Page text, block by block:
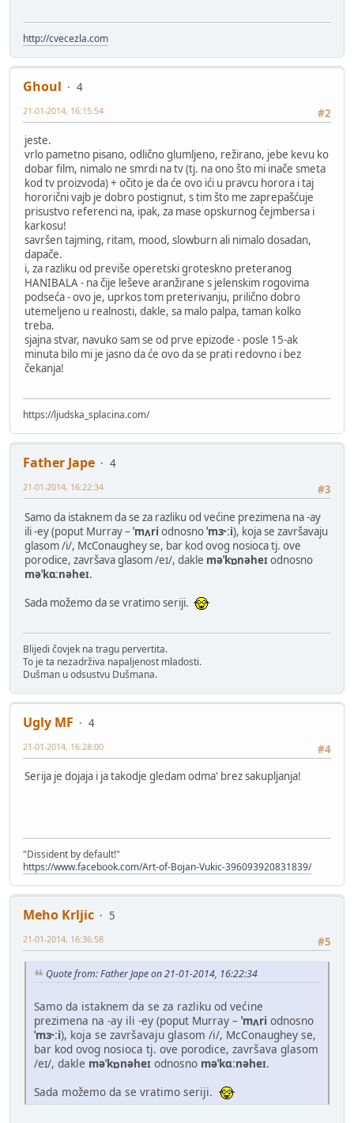
http://cvecezla.com
Ghoul
4
#2
21-01-2014, 16:15:54
jeste.
vrlo pametno pisano, odlično glumljeno, režirano, jebe kevu ko
dobar film, nimalo ne smrdi na tv (tj. na ono što mi inače smeta
kod tv proizvoda) + očito je da će ovo ići u pravcu horora i taj
hororični vajb je dobro postignut, s tim što me zaprepašćuje
prisustvo referenci na, ipak, za mase opskurnog čejmbersa i
karkosu!
savršen tajming, ritam, mood, slowburn ali nimalo dosadan,
dapače.
i, za razliku od previše operetski groteskno preteranog
HANIBALA - na čije leševe aranžirane s jelenskim rogovima
podseća - ovo je, uprkos tom preterivanju, prilično dobro
utemeljeno u realnosti, dakle, sa malo palpa, taman kolko
treba.
sjajna stvar, navuko sam se od prve epizode - posle 15-ak
minuta bilo mi je jasno da će ovo da se prati redovno i bez
čekanja!
https://ljudska_splacina.com/
Father Jape
4
#3
21-01-2014, 16:22:34
Samo da istaknem da se za razliku od većine prezimena na -ay
ili -ey (poput Murray – ˈmʌri odnosnoˈmɝːi), koja se završavaju
glasom /i/, McConaughey se, bar kod ovog nosioca tj. ove
porodice, završava glasom /eɪ/, dakle məˈkɒnəheɪ odnosno
məˈkɑːnəheɪ.
Sada možemo da se vratimo seriji.
Blijedi čovjek na tragu pervertita.
To je ta nezadrživa napaljenost mladosti.
Dušman u odsustvu Dušmana.
Ugly MF
4
#4
21-01-2014, 16:28:00
Serija je dojaja i ja takodje gledam odma' brez sakupljanja!
"Dissident by default!"
https://www.facebook.com/Art-of-Bojan-Vukic-396093920831839/
Meho Krljic
5
#5
21-01-2014, 16:36:58
Quote from: Father Jape on 21-01-2014, 16:22:34
Samo da istaknem da se za razliku od većine
prezimena na -ay ili -ey (poput Murray – ˈmʌri odnosno
ˈmɝːi), koja se završavaju glasom /i/, McConaughey se,
bar kod ovog nosioca tj. ove porodice, završava glasom
/eɪ/, dakle məˈkɒnəheɪ odnosno məˈkɑːnəheɪ.
Sada možemo da se vratimo seriji.